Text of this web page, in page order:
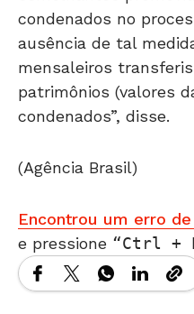
condenados no
ausência de tal
mensaleiros
patrimônios (valores
condenados”, disse.
(Agência Brasil)
Encontrou um erro
e pressione
Ctrl +